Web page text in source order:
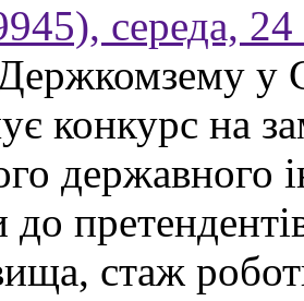
середа, 24
у
конкурс на
державного
стаж